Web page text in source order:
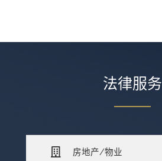
法律服务
房地产/物业